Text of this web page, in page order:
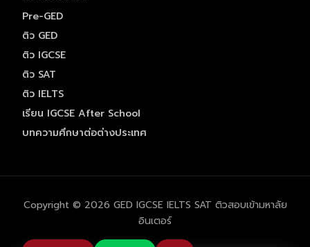
Pre-GED
ติว GED
ติว IGCSE
ติว SAT
ติว IELTS
เรียน IGCSE After School
บทความศึกษาต่อต่างประเทศ
Copyright © 2026 GED IGCSE IELTS SAT ติวสอบเข้ามหาลัย
อินเตอร์
ปรึกษาวางแผนการเรียน ฟรี !!